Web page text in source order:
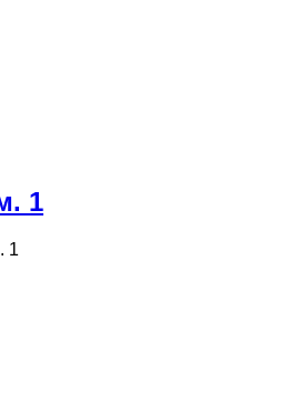
1
1